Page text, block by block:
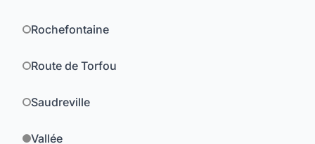
Rochefontaine
Route de Torfou
Saudreville
Vallée